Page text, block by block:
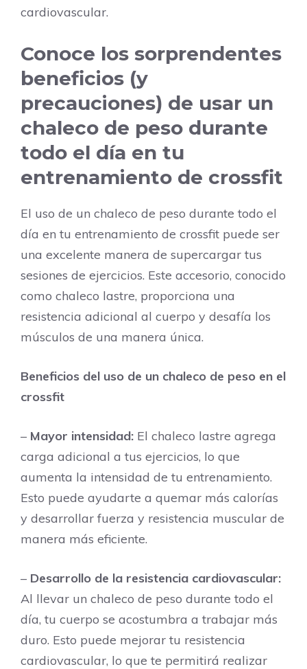
cardiovascular.
Conoce los sorprendentes
beneficios (y
precauciones) de usar un
chaleco de peso durante
todo el día en tu
entrenamiento de crossfit
El uso de un chaleco de peso durante todo el
día en tu entrenamiento de crossfit puede ser
una excelente manera de supercargar tus
sesiones de ejercicios. Este accesorio, conocido
como chaleco lastre, proporciona una
resistencia adicional al cuerpo y desafía los
músculos de una manera única.
Beneficios del uso de un chaleco de peso en el
crossfit
– Mayor intensidad: El chaleco lastre agrega
carga adicional a tus ejercicios, lo que
aumenta la intensidad de tu entrenamiento.
Esto puede ayudarte a quemar más calorías
y desarrollar fuerza y resistencia muscular de
manera más eficiente.
– Desarrollo de la resistencia cardiovascular:
Al llevar un chaleco de peso durante todo el
día, tu cuerpo se acostumbra a trabajar más
duro. Esto puede mejorar tu resistencia
cardiovascular, lo que te permitirá realizar